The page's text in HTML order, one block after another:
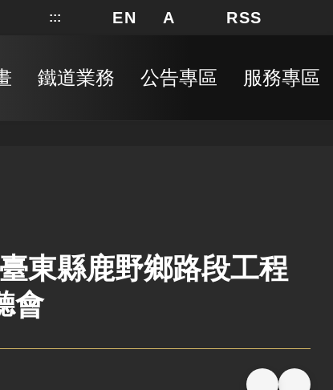
::: 網站地圖
EN A 局長信箱
RSS
鐵道業務 公告專區 服務專區
東縣鹿野鄉路段工程
會